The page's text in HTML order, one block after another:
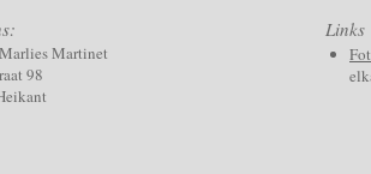
Martinet
98
Links